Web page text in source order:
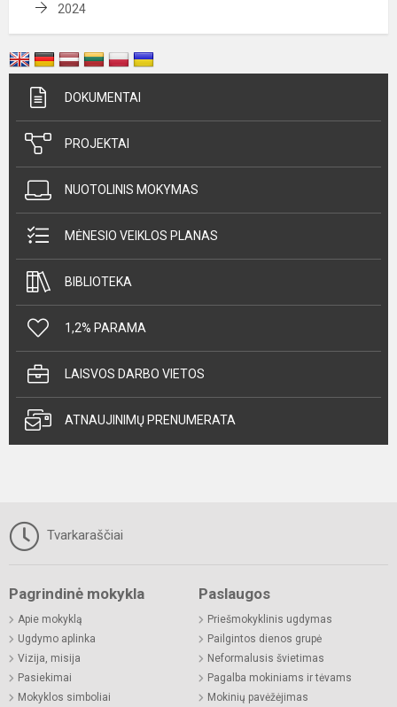
2024
DOKUMENTAI
PROJEKTAI
NUOTOLINIS MOKYMAS
MĖNESIO VEIKLOS PLANAS
BIBLIOTEKA
1,2% PARAMA
LAISVOS DARBO VIETOS
ATNAUJINIMŲ PRENUMERATA
Tvarkaraščiai
Pagrindinė mokykla
Apie mokyklą
Ugdymo aplinka
Vizija, misija
Pasiekimai
Mokyklos simboliai
Paslaugos
Priešmokyklinis ugdymas
Pailgintos dienos grupė
Neformalusis švietimas
Pagalba mokiniams ir tėvams
Mokinių pavėžėjimas